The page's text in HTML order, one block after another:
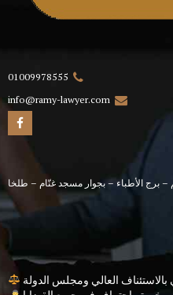
01009978555
info@ramy-lawyer.com
برج الأطباء – بجوار مسجد غنّام – طلخا
العالي ومجلس الدولة